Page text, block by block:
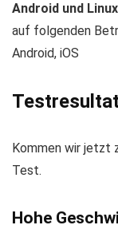
Android und Linux
auf folgenden
Android, iOS
Kommen wir jetzt
Test.
Hohe